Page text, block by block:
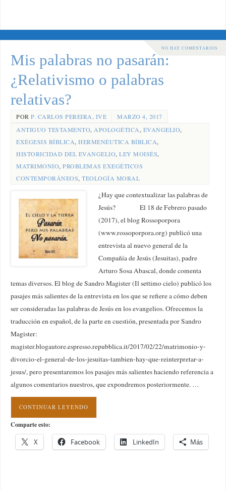
NO HAY COMENTARIOS
Mis palabras no pasarán:
¿Relativismo o palabras
relativas?
PORP. CARLOS PEREIRA, IVE
MARZO 4, 2017
ANTIGUO TESTAMENTO,APOLOGÉTICA, EVANGELIO,
EXÉGESIS BÍBLICA,HERMENÉUTICA BÍBLICA,
HISTORICIDAD DEL EVANGELIO,LEY MOISÉS,
MATRIMONIO,PROBLEMAS EXEGÉTICOS
CONTEMPORÁNEOS,TEOLOGÍA MORAL
¿Hay que contextualizar las palabras de
Jesús? El 18 de Febrero pasado
(2017), el blog Rossoporpora
(www.rossoporpora.org) publicó una
entrevista al nuevo general de la
Compañía de Jesús (Jesuitas), padre
Arturo Sosa Abascal, donde comenta
temas diversos. El blog de Sandro Magister (Il settimo cielo) publicó los
pasajes más salientes de la entrevista en los que se refiere a cómo deben
ser consideradas las palabras de Jesús en los evangelios. Ofrecemos la
traducción en español, de la parte en cuestión, presentada por Sandro
Magister:
magister.blogautore.espresso.repubblica.it/2017/02/22/matrimonio-y-
divorcio-el-general-de-los-jesuitas-tambien-hay-que-reinterpretar-a-
jesus/, pero presentaremos los pasajes más salientes haciendo referencia a
algunos comentarios nuestros, que expondremos posteriormente. …
CONTINUAR LEYENDO
Comparte esto:
X Facebook LinkedIn Más